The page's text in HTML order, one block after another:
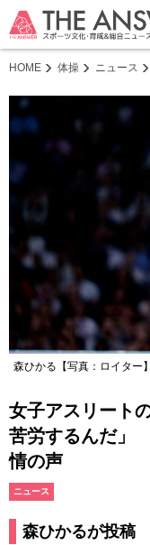
HOME 体操 ニュース
森ひかる【写真：ロイター】
女子アスリート
苦労するんだ」
情の声
ニュース
森ひかるが投稿